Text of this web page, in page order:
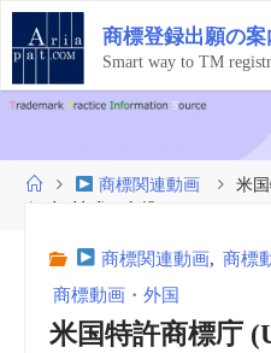
コ
テ
ン
ツ
ス
商標登録出願の案
Smart way to TM
ホ
ー
商標関連動画
米
(embedded) vol.48
商標関連動画, 商標
商標動画・外国
米国特許商標庁